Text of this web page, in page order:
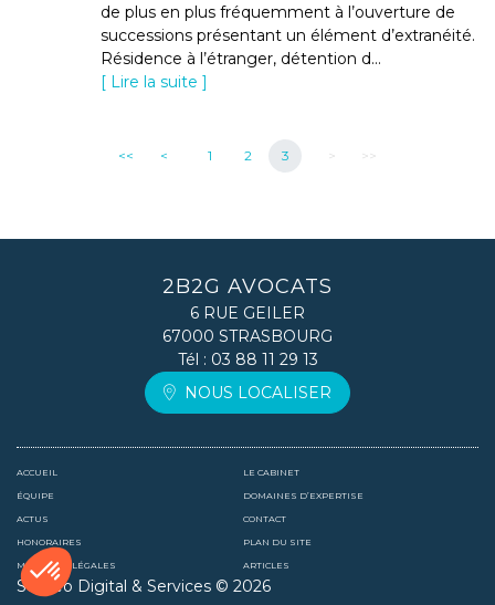
de plus en plus fréquemment à l’ouverture de
successions présentant un élément d’extranéité.
Résidence à l’étranger, détention d...
Lire la suite
<< < 1 2 3
2B2G AVOCATS
6 RUE GEILER
67000 STRASBOURG
Tél : 03 88 11 29 13
NOUS LOCALISER
ACCUEIL LE CABINET
ÉQUIPE DOMAINES D’EXPERTISE
ACTUS CONTACT
HONORAIRES PLAN DU SITE
MENTIONS LÉGALES ARTICLES
Septeo Digital & Services © 2026